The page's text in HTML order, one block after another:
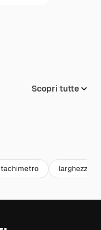
Scopri tutte
tachimetro larghezza